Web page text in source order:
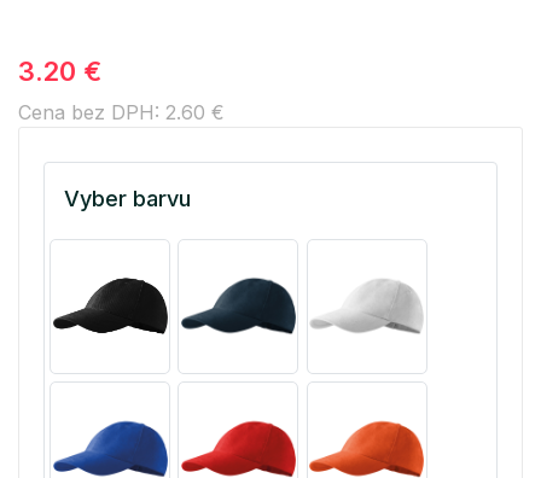
3.20 €
Cena bez DPH: 2.60 €
Vyber barvu